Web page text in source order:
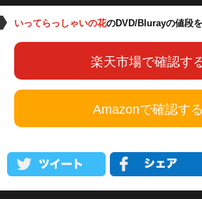
いってらっしゃいの花のDVD/Blurayの値段
楽天市場で確認す
Amazonで確認する